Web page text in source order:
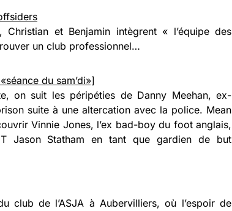
Christian et Benjamin intègrent « l’équipe des
un club professionnel…
du sam’di»]
on suit les péripéties de Danny Meehan, ex-
suite à une altercation avec la police. Mean
Vinnie Jones, l’ex bad-boy du foot anglais,
Jason Statham en tant que gardien de but
club de l’ASJA à Aubervilliers, où l’espoir de